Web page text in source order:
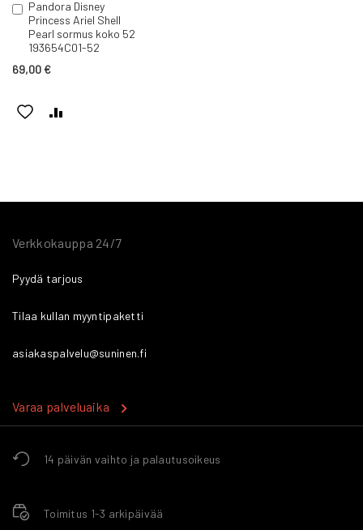
Pandora Disney
Princess Ariel Shell
Pearl sormus koko 52
193654C01-52
69,00 €
Lisää
ostoskoriin
LISÄÄ
14 päivän vaihto ja palautusoikeus
Toimitus 1-3 arkipäivää
Verkkokauppa 24/7
Pyydä tarjous
Tilaa kullan myyntipaketti
asiakaspalvelu@suninen.fi
Varaa palveluaika